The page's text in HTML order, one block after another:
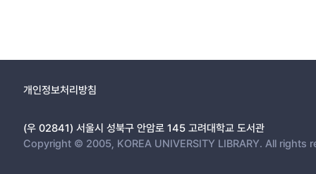
개인정보처리방침
(우 02841) 서울시 성북구 안암로 145 고려대학교 도서관
Copyright © 2005, KOREA UNIVERSITY LIBRARY. All rights